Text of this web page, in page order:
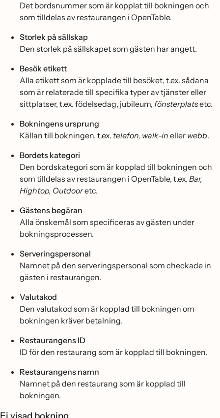
Det bordsnummer som är kopplat till bokningen och
som tilldelas av restaurangen i OpenTable.
Storlek på sällskap
Den storlek på sällskapet som gästen har angett.
Besök etikett
Alla etikett som är kopplade till besöket, t.ex. sådana
som är relaterade till specifika typer av tjänster eller
sittplatser, t.ex. födelsedag, jubileum, fönsterplatsetc.
Bokningens ursprung
Källan till bokningen, t.ex. telefon, walk-in eller webb.
Bordets kategori
Den bordskategori som är kopplad till bokningen och
som tilldelas av restaurangen i OpenTable, t.ex. Bar,
Hightop, Outdooretc.
Gästens begäran
Alla önskemål som specificeras av gästen under
bokningsprocessen.
Serveringspersonal
Namnet på den serveringspersonal som checkade in
gästen i restaurangen.
Valutakod
Den valutakod som är kopplad till bokningen om
bokningen kräver betalning.
Restaurangens ID
ID för den restaurang som är kopplad till bokningen.
Restaurangens namn
Namnet på den restaurang som är kopplad till
bokningen.